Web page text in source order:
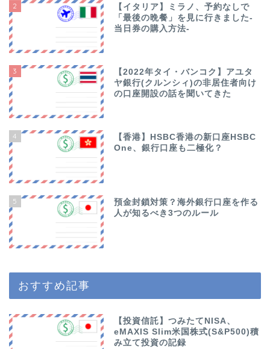
2
【イタリア】ミラノ、予約なしで
「最後の晩餐」を見に行きました-
当日券の購入方法-
3
【2022年タイ・バンコク】アユタ
ヤ銀行(クルンシィ)の非居住者向け
の口座開設の話を聞いてきた
4
【香港】HSBC香港の新口座HSBC
One、銀行口座も二極化？
5
預金封鎖対策？海外銀行口座を作る
人が知るべき3つのルール
おすすめ記事
【投資信託】つみたてNISA、
eMAXIS Slim米国株式(S&P500)積
み立て投資の記録